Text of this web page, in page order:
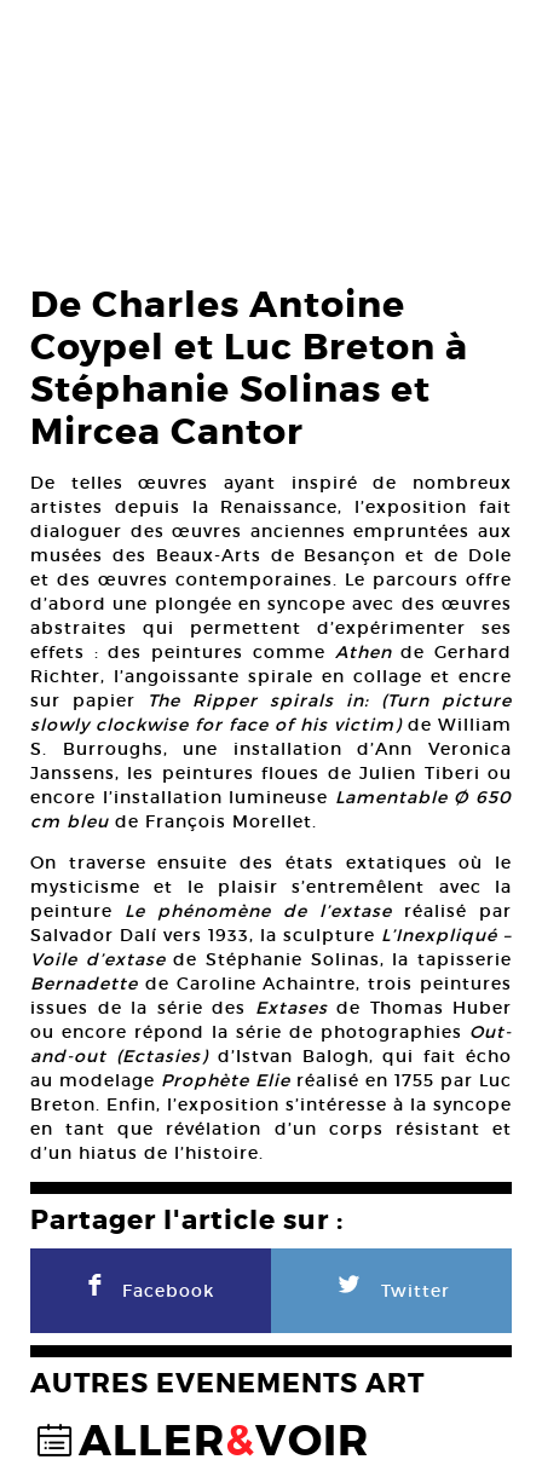
De Charles Antoine
Coypel et Luc Breton à
Stéphanie Solinas et
Mircea Cantor
De telles œuvres ayant inspiré de nombreux
artistes depuis la Renaissance, l’exposition fait
dialoguer des œuvres anciennes empruntées aux
musées des Beaux-Arts de Besançon et de Dole
et des œuvres contemporaines. Le parcours offre
d’abord une plongée en syncope avec des œuvres
abstraites qui permettent d’expérimenter ses
effets : des peintures comme Athende Gerhard
Richter, l’angoissante spirale en collage et encre
sur papier
The Ripper spirals in: (Turn picture
slowly clockwise for face of his victim)de William
S. Burroughs, une installation d’Ann Veronica
Janssens, les peintures floues de Julien Tiberi ou
encore l’installation lumineuse Lamentable Ø 650
cm bleu de François Morellet.
On traverse ensuite des états extatiques où le
mysticisme et le plaisir s’entremêlent avec la
peinture Le phénomène de l’extase réalisé par
Salvador Dalí vers 1933, la sculpture L’Inexpliqué –
Voile d’extasede Stéphanie Solinas, la tapisserie
Bernadette de Caroline Achaintre, trois peintures
issues de la série des Extasesde Thomas Huber
ou encore répond la série de photographies Out-
and-out (Ectasies)d’Istvan Balogh, qui fait écho
au modelage Prophète Elie réalisé en 1755 par Luc
Breton. Enfin, l’exposition s’intéresse à la syncope
en tant que révélation d’un corps résistant et
d’un hiatus de l’histoire.
Partager l'article sur :
F Facebook L Twitter
AUTRES EVENEMENTS ART
@ALLER&VOIR